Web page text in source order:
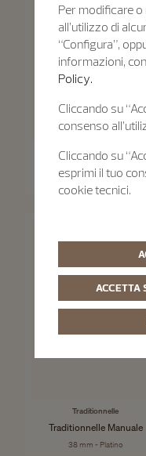
Traditionnelle
Traditionnelle Fasi Lunari
36 mm - Oro rosa
Traditionnelle
Traditionnelle Manuale
38 mm - Platino
Per modificare
all’utilizzo di
“Configura”,
informazioni,
Policy.
Cliccando su
consenso
Cliccando su
esprimi il tuo
cookie tecnici.
ACCETTA